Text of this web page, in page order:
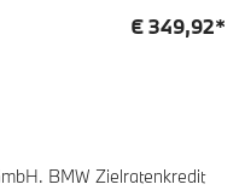
€349,92*
BMW Zielratenkredit